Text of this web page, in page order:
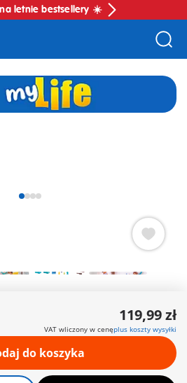
letnie bestsellery ☀️
figurkami PLAYMOBIL,
akcesoriów do niekończącego
od 6 do 8 dni roboczych
119,99 zł
VAT wliczony w cenęplus koszty wysyłki
do koszyka